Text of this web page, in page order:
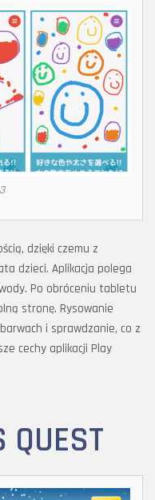
dzięki czemu z
dzieci. Aplikacja polega
Po obróceniu tabletu
stronę. Rysowanie
i sprawdzanie, co z
cechy aplikacji Play
QUEST